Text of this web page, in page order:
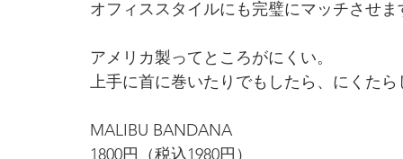
オフィススタイルにも完璧にマッチさせま
アメリカ製ってところがにくい。
上手に首に巻いたりでもしたら、にくた
MALIBU BANDANA
1800円（税込1980円）